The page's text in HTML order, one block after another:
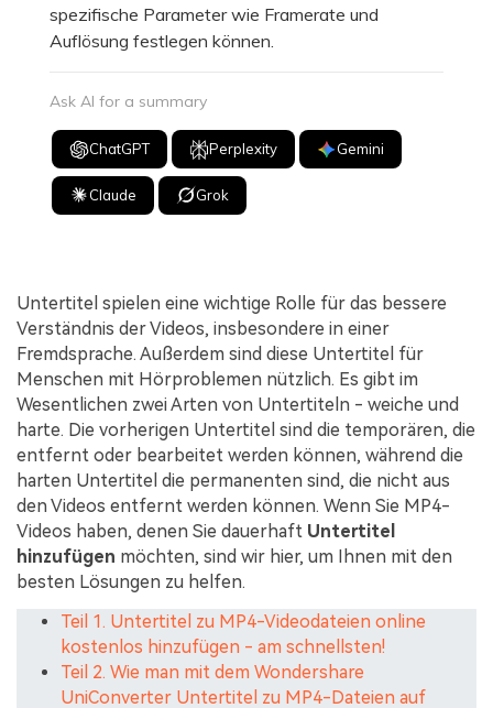
spezifische Parameter wie Framerate und
Auflösung festlegen können.
Ask AI for a summary
ChatGPT Perplexity Gemini
Claude Grok
Untertitel spielen eine wichtige Rolle für das bessere
Verständnis der Videos, insbesondere in einer
Fremdsprache. Außerdem sind diese Untertitel für
Menschen mit Hörproblemen nützlich. Es gibt im
Wesentlichen zwei Arten von Untertiteln - weiche und
harte. Die vorherigen Untertitel sind die temporären, die
entfernt oder bearbeitet werden können, während die
harten Untertitel die permanenten sind, die nicht aus
den Videos entfernt werden können. Wenn Sie MP4-
Videos haben, denen Sie dauerhaft Untertitel
hinzufügen möchten, sind wir hier, um Ihnen mit den
besten Lösungen zu helfen.
Teil 1. Untertitel zu MP4-Videodateien online
kostenlos hinzufügen - am schnellsten!
Teil 2. Wie man mit dem Wondershare
UniConverter Untertitel zu MP4-Dateien auf